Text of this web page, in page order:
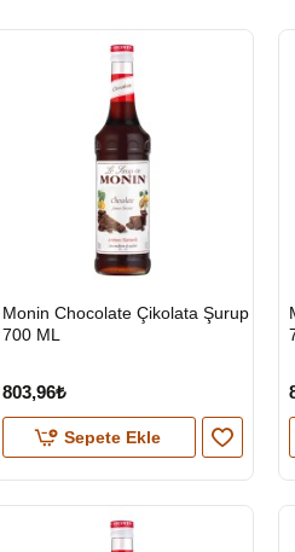
HIZLI
GÖNDERİ
Monin Chocolate Çikolata Şurup
700 ML
803,96₺
Sepete Ekle